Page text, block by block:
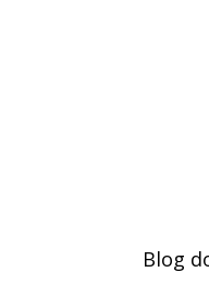
Blog